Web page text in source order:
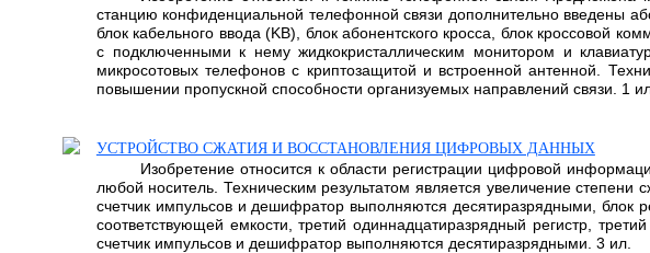
станцию конфиденциальной телефонной связи дополнительно введены
блок кабельного ввода (KB), блок абонентского кросса, блок кроссовой
с подключенными к нему жидкокристаллическим монитором и
микросотовых телефонов с криптозащитой и встроенной антенной.
повышении пропускной способности организуемых направлений связи. 1
УСТРОЙСТВО СЖАТИЯ И ВОССТАНОВЛЕНИЯ ЦИФРОВЫХ ДАННЫХ
Изобретение относится к области регистрации цифровой
любой носитель. Техническим результатом является увеличение степени
счетчик импульсов и дешифратор выполняются десятиразрядными, блок
соответствующей емкости, третий одиннадцатиразрядный регистр,
счетчик импульсов и дешифратор выполняются десятиразрядными. 3 ил.